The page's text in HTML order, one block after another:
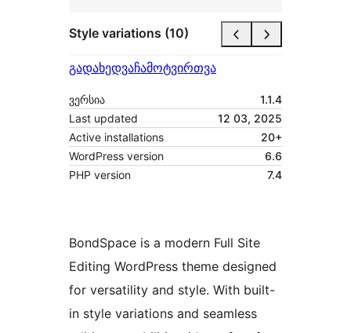
Style variations (10)
გადახედვაჩამოტვირთვა
ვერსია
1.1.4
Last updated
12 03, 2025
Active installations
20+
WordPress version
6.6
PHP version
7.4
BondSpace is a modern Full Site
Editing WordPress theme designed
for versatility and style. With built-
in style variations and seamless